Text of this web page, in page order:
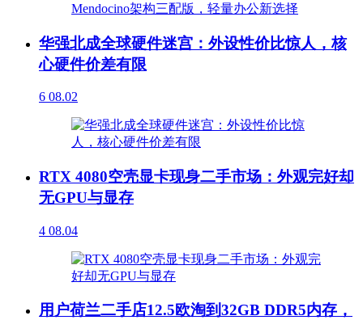
华强北成全球硬件迷宫：外设性价比惊人，核
心硬件价差有限
6 08.02
RTX 4080空壳显卡现身二手市场：外观完好却
无GPU与显存
4 08.04
用户荷兰二手店12.5欧淘到32GB DDR5内存，